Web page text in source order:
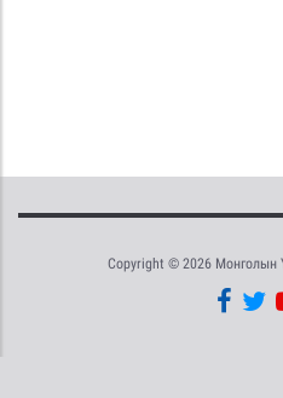
Copyright © 2026 Монголын